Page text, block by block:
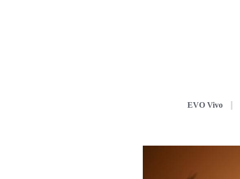
EVO Vivo